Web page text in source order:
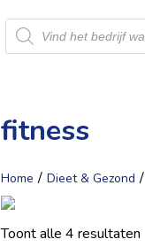
Producten
zoeken
fitness
Home / Dieet & Gezond /
Toont alle 4 resultaten